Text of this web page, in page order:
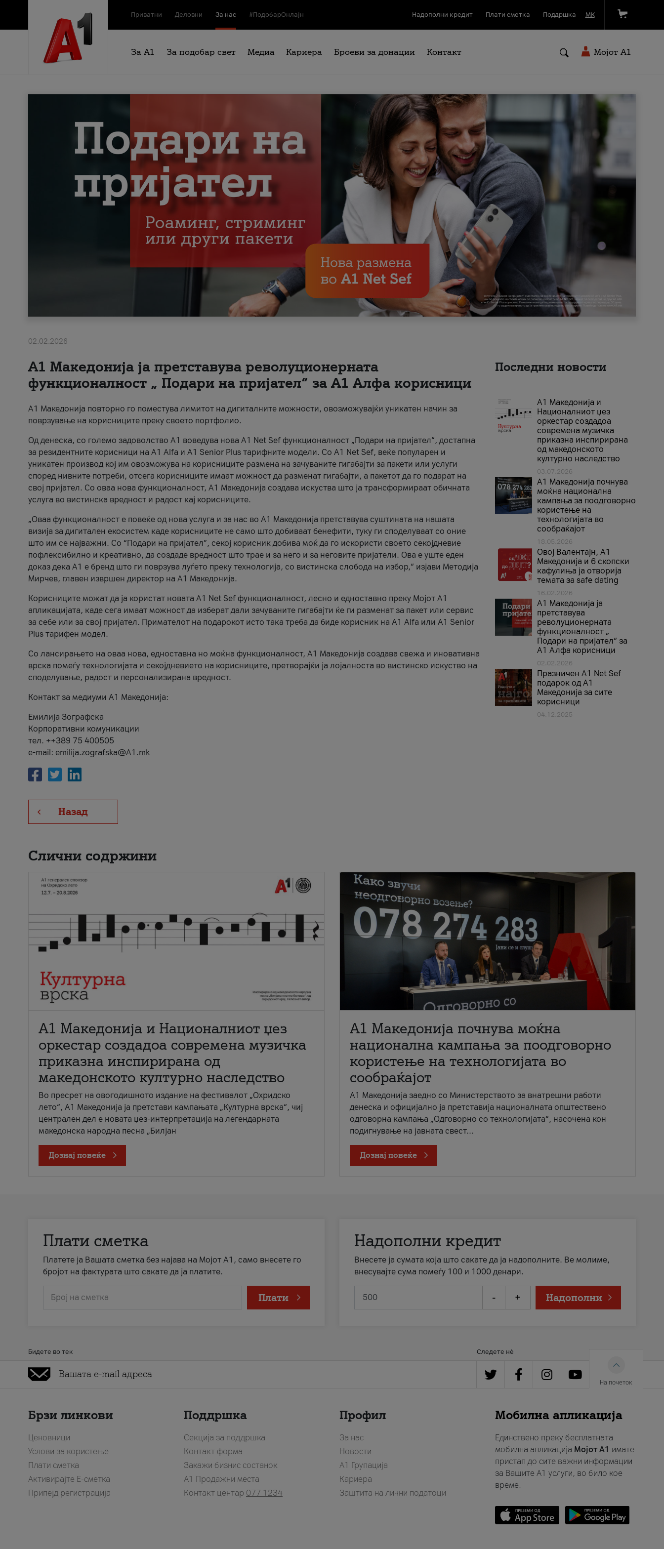
Приватни Деловни За нас #ПодобарОнлајн Надополни кредит Плати сметка Поддршка МК
За А1 За подобар свет Медиа Кариера Броеви за донации Контакт Мојот A1
02.02.2026
А1 Македонија ја претставува револуционерната
функционалност „ Подари на пријател“ за А1 Алфа корисници
А1 Македонија повторно го поместува лимитот на дигиталните можности, овозможувајќи уникатен начин за
поврзување на корисниците преку своето портфолио.
Од денеска, со големо задоволство А1 воведува нова A1 Net Sef функционалност „Подари на пријател“, достапна
за резидентните корисници на А1 Alfa и A1 Senior Plus тарифните модели. Со A1 Net Sef, веќе популарен и
уникатен производ кој им овозможува на корисниците размена на зачуваните гигабајти за пакети или услуги
според нивните потреби, отсега корисниците имаат можност да разменат гигабајти, а пакетот да го подарат на
свој пријател. Со оваа нова функционалност, А1 Македонија создава искуства што ја трансформираат обичната
услуга во вистинска вредност и радост кај корисниците.
„Оваа функционалност е повеќе од нова услуга и за нас во А1 Македонија претставува суштината на нашата
визија за дигитален екосистем каде корисниците не само што добиваат бенефити, туку ги споделуваат со оние
што им се најважни. Со “Подари на пријател”, секој корисник добива моќ да го искористи своето секојдневие
пофлексибилно и креативно, да создаде вредност што трае и за него и за неговите пријатели. Ова е уште еден
доказ дека А1 е бренд што ги поврзува луѓето преку технологија, со вистинска слобода на избор,“ изјави Методија
Мирчев, главен извршен директор на А1 Македонија.
Корисниците можат да ја користат новата А1 Net Sef функционалност, лесно и едноставно преку Мојот А1
апликацијата, каде сега имаат можност да изберат дали зачуваните гигабајти ќе ги разменат за пакет или сервис
за себе или за свој пријател. Примателот на подарокот исто така треба да биде корисник на А1 Alfa или A1 Senior
Plus тарифен модел.
Со лансирањето на оваа нова, едноставна но моќна функционалност, А1 Македонија создава свежа и иновативна
врска помеѓу технологијата и секојдневието на корисниците, претворајќи ја лојалноста во вистинско искуство на
споделување, радост и персонализирана вредност.
Контакт за медиуми А1 Македонија:
Емилија Зографска
Корпоративни комуникации
тел. ++389 75 400505
e-mail: emilija.zografska@A1.mk
Назад
Последни новости
А1 Македонија и
Националниот џез
оркестар создадоа
современа музичка
приказна инспирирана
од македонското
културно наследство
03.07.2026
A1 Македонија почнува
моќна национална
кампања за поодговорно
користење на
технологијата во
сообраќајот
18.05.2026
Овој Валентајн, A1
Македонија и 6 скопски
кафулиња ја отворија
темата за safe dating
16.02.2026
А1 Македонија ја
претставува
револуционерната
функционалност „
Подари на пријател“ за
А1 Алфа корисници
02.02.2026
Празничен A1 Net Sеf
подарок од А1
Македонија за сите
корисници
04.12.2025
Слични содржини
А1 Македонија и Националниот џез
оркестар создадоа современа музичка
приказна инспирирана од
македонското културно наследство
Во пресрет на овогодишното издание на фестивалот „Охридско
лето“, А1 Македонија ја претстави кампањата „Културна врска“, чиј
централен дел е новата џез-интерпретација на легендарната
македонска народна песна „Билјан
Дознај повеќе
A1 Македонија почнува моќна
национална кампања за поодговорно
користење на технологијата во
сообраќајот
A1 Македонија заедно со Министерството за внатрешни работи
денеска и официјално ја претставија националната општествено
одговорна кампања „Одговорно со технологијата“, насочена кон
подигнување на јавната свест...
Дознај повеќе
Плати сметка
Платете ја Вашата сметка без најава на Мојот А1, само внесете го
бројот на фактурата што сакате да ја платите.
Број на сметка Плати
Надополни кредит
Внесете ја сумата која што сакате да ја надополните. Ве молиме,
внесувајте сума помеѓу 100 и 1000 денари.
- + Надополни
Бидете во тек Следете нè
На почеток
Брзи линкови
Ценовници
Услови за користење
Плати сметка
Активирајте Е-сметка
Припејд регистрација
Поддршка
Секција за поддршка
Контакт форма
Закажи бизнис состанок
A1 Продажни места
Контакт центар 077 1234
Профил
За нас
Новости
А1 Групација
Кариера
Заштита на лични податоци
Мобилна апликација
Единствено преку бесплатната
мобилна апликација Мојот A1 имате
пристап до сите важни информации
за Вашите A1 услуги, во било кое
време.